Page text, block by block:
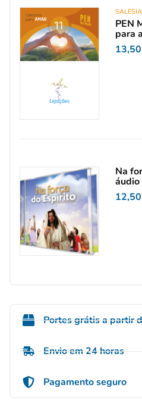
PEN
para
13,50
Na
áudio
12,50
Portes grátis a partir
Envio em 24 horas
Pagamento seguro